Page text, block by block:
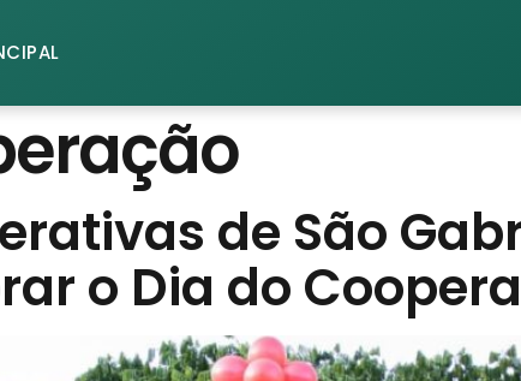
de São
o Dia do